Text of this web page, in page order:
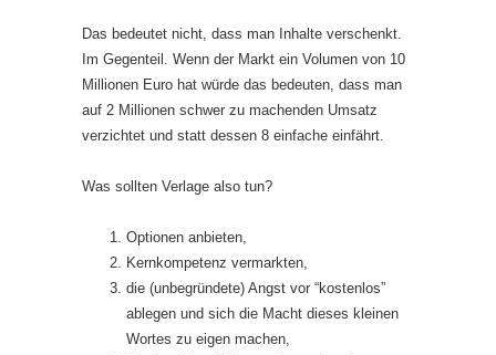
Das bedeutet nicht, dass man Inhalte verschenkt.
Im Gegenteil. Wenn der Markt ein Volumen von 10
Millionen Euro hat würde das bedeuten, dass man
auf 2 Millionen schwer zu machenden Umsatz
verzichtet und statt dessen 8 einfache einfährt.
Was sollten Verlage also tun?
Optionen anbieten,
Kernkompetenz vermarkten,
die (unbegründete) Angst vor “kostenlos”
ablegen und sich die Macht dieses kleinen
Wortes zu eigen machen,